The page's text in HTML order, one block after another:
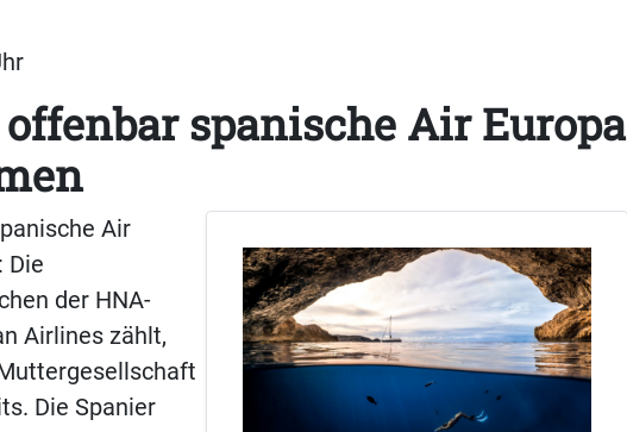
spanische Air Europa
Air
Die
der HNA-
Airlines zählt,
Die Spanier